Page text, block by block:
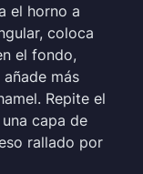
el horno a
coloca
el fondo,
más
Repite el
capa de
rallado por